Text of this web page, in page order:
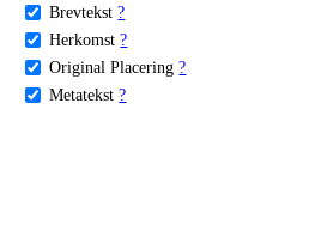
Brevtekst ?
Herkomst ?
Original Placering ?
Metatekst ?